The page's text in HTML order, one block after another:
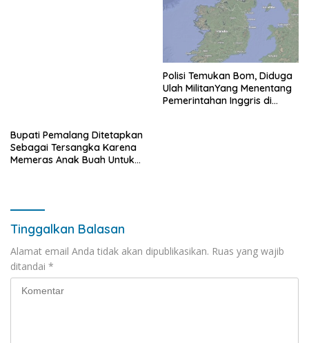
Bupati Pemalang Ditetapkan
Sebagai Tersangka Karena
Memeras Anak Buah Untuk
Polisi Temukan Bom, Diduga
Ulah MilitanYang Menentang
Pemerintahan Inggris di
Tinggalkan Balasan
Alamat email Anda tidak akan dipublikasikan. Ruas yang wajib
ditandai *